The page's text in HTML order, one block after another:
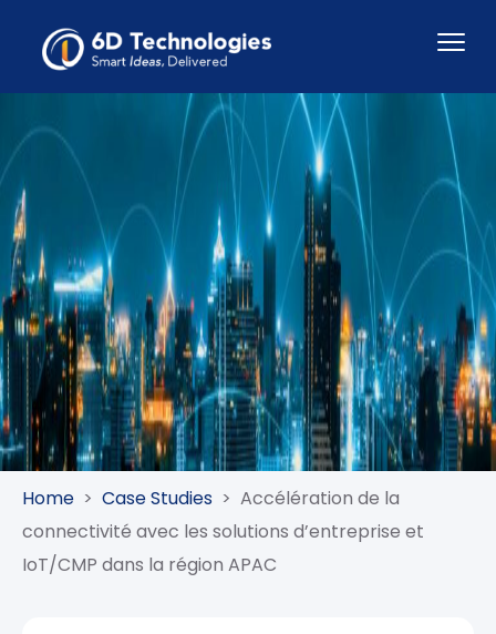
Home > Case Studies > Accélération de la
connectivité avec les solutions d’entreprise et
IoT/CMP dans la région APAC